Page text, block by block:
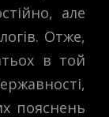
але
Отже,
в той
пояснень